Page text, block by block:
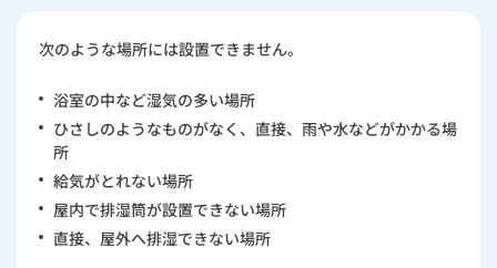
次のような場所には設置できません。
浴室の中など湿気の多い場所
ひさしのようなものがなく、直接、雨や水などがかかる場
所
給気がとれない場所
屋内で排湿筒が設置できない場所
直接、屋外へ排湿できない場所